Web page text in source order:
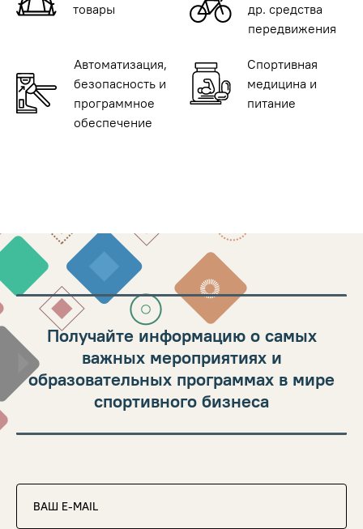
товары
др. средства
передвижения
Автоматизация,
безопасность и
программное
обеспечение
Спортивная
медицина и
питание
Получайте информацию о самых
важных мероприятиях и
образовательных программах в мире
спортивного бизнеса